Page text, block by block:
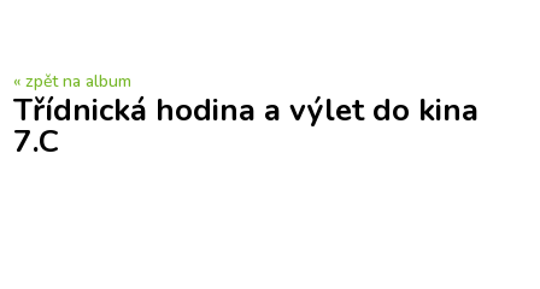
« zpět na album
Třídnická hodina a výlet do kina
7.C